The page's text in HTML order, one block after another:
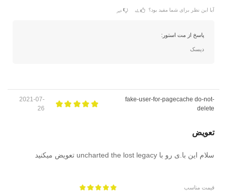
آیا این نظر برای شما مفید بود؟ بله خیر
پاسخ از مت استور:
دیسک
fake-user-for-pagecache do-not-
delete
2021-07-
26
تعویض
سلام این با.ی رو با uncharted the lost legacy تعویض میکنید
قیمت مناسب